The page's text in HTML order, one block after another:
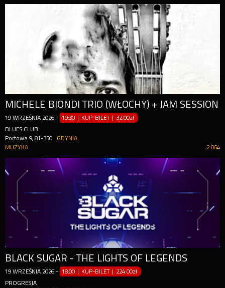
MICHELE BIONDI TRIO (WŁOCHY) + JAM SESSION
19 WRZEŚNIA 2026 - 19:30 | KUP-BILET | 32.00zł
BLUES CLUB
Portowa 9, 81-350
GDYNIA
2 064
MUZYKA
BLACK SUGAR - THE LIGHTS OF LEGENDS
19 WRZEŚNIA 2026 - 18:00 | KUP-BILET | 224.00zł
PROGRESJA